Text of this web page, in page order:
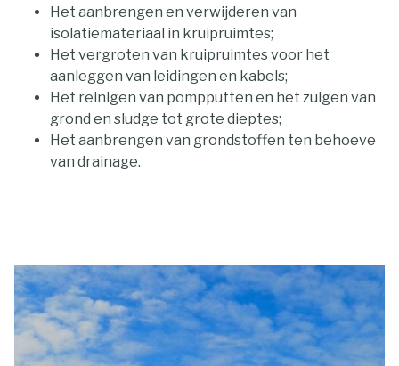
Het aanbrengen en verwijderen van
isolatiemateriaal in kruipruimtes;
Het vergroten van kruipruimtes voor het
aanleggen van leidingen en kabels;
Het reinigen van pompputten en het zuigen van
grond en sludge tot grote dieptes;
Het aanbrengen van grondstoffen ten behoeve
van drainage.